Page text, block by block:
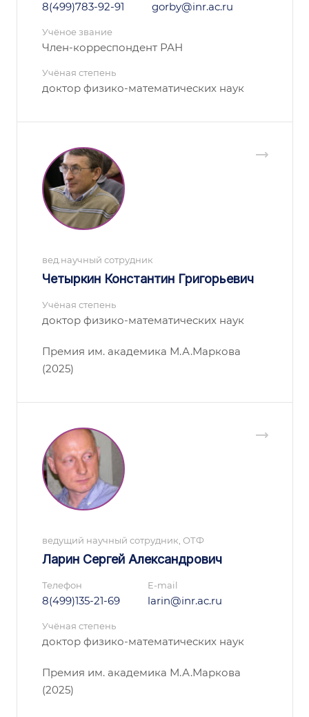
8(499)783-92-91 gorby@inr.ac.ru
Учёное звание
Член-корреспондент РАН
Учёная степень
доктор физико-математических наук
вед.научный сотрудник
Четыркин Константин Григорьевич
Учёная степень
доктор физико-математических наук
Премия им. академика М.А.Маркова
(2025)
ведущий научный сотрудник, ОТФ
Ларин Сергей Александрович
Телефон
8(499)135-21-69
E-mail
larin@inr.ac.ru
Учёная степень
доктор физико-математических наук
Премия им. академика М.А.Маркова
(2025)